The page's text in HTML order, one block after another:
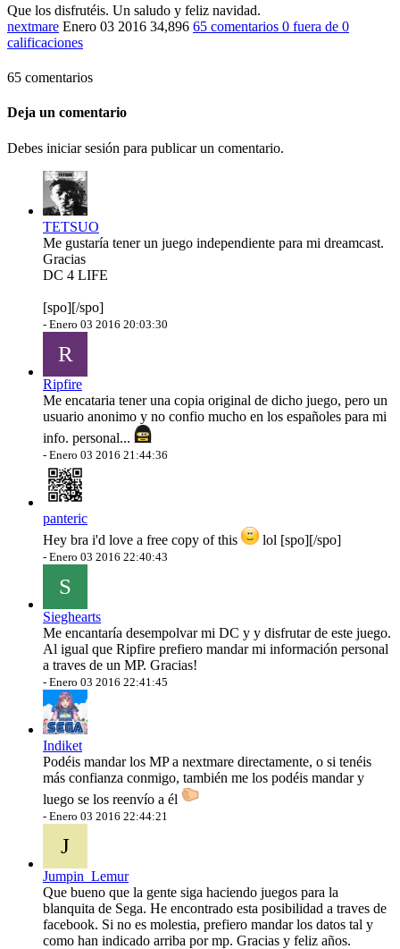
Que los disfrutéis. Un saludo y feliz navidad.
nextmare Enero 03 2016 34,896 65 comentarios 0 fuera de 0
calificaciones
65 comentarios
Deja un comentario
Debes iniciar sesión para publicar un comentario.
TETSUO
Me gustaría tener un juego independiente para mi dreamcast.
Gracias
DC 4 LIFE
[spo][/spo]
- Enero 03 2016 20:03:30
R
Ripfire
Me encataria tener una copia original de dicho juego, pero un
usuario anonimo y no confio mucho en los españoles para mi
info. personal...
- Enero 03 2016 21:44:36
panteric
Hey bra i'd love a free copy of this
lol [spo][/spo]
- Enero 03 2016 22:40:43
S
Sieghearts
Me encantaría desempolvar mi DC y y disfrutar de este juego.
Al igual que Ripfire prefiero mandar mi información personal
a traves de un MP. Gracias!
- Enero 03 2016 22:41:45
Indiket
Podéis mandar los MP a nextmare directamente, o si tenéis
más confianza conmigo, también me los podéis mandar y
luego se los reenvío a él
- Enero 03 2016 22:44:21
J
Jumpin_Lemur
Que bueno que la gente siga haciendo juegos para la
blanquita de Sega. He encontrado esta posibilidad a traves de
facebook. Si no es molestia, prefiero mandar los datos tal y
como han indicado arriba por mp. Gracias y feliz años.